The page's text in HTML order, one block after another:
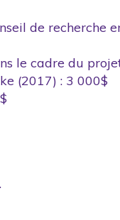
de recherche
le cadre du
(2017) : 3 000$